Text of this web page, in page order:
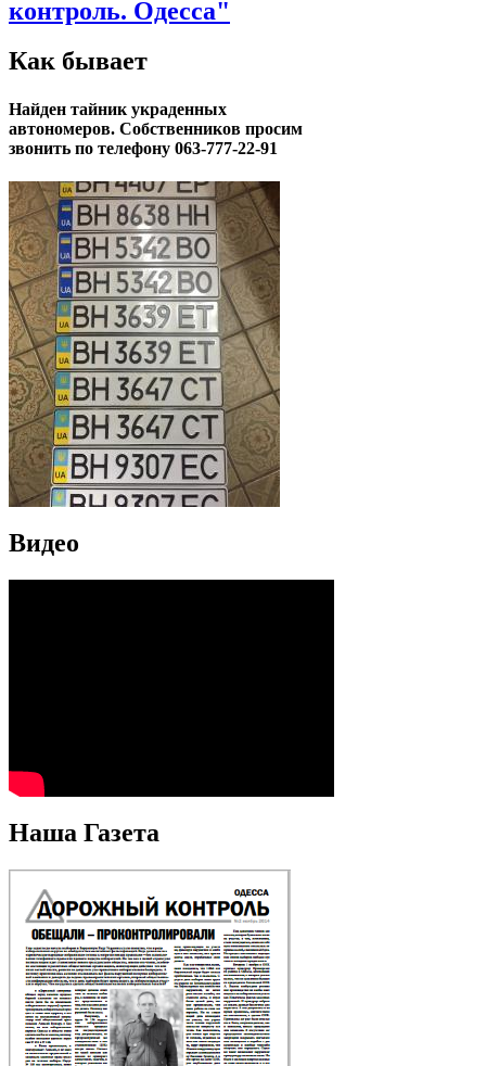
контроль. Одесса"
Как бывает
Найден тайник украденных
автономеров. Собственников просим
звонить по телефону 063-777-22-91
Видео
Наша Газета